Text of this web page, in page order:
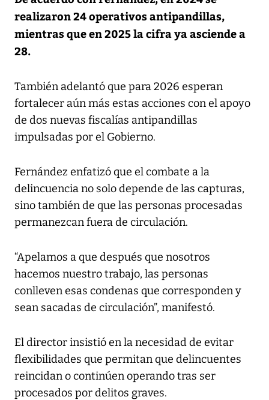
realizaron 24 operativos antipandillas,
mientras que en 2025 la cifra ya asciende a
28.
También adelantó que para 2026 esperan
fortalecer aún más estas acciones con el apoyo
de dos nuevas fiscalías antipandillas
impulsadas por el Gobierno.
Fernández enfatizó que el combate a la
delincuencia no solo depende de las capturas,
sino también de que las personas procesadas
permanezcan fuera de circulación.
“Apelamos a que después que nosotros
hacemos nuestro trabajo, las personas
conlleven esas condenas que corresponden y
sean sacadas de circulación”, manifestó.
El director insistió en la necesidad de evitar
flexibilidades que permitan que delincuentes
reincidan o continúen operando tras ser
procesados por delitos graves.